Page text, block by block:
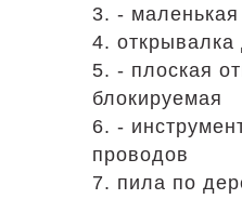
3. -
4.
5. - плоская
блокируемая
6. -
проводов
7. пила по